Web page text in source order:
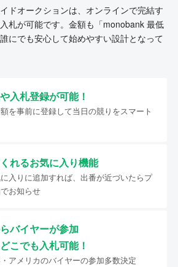
ドオークションは、オンラインで完結す
札が可能です。金額も「monobank 最低
にでも安心して始めやすい設計となって
入札登録が可能！
を事前に登録して当日の競りをスマート
れるお気に入り機能
入りに追加すれば、出番が近づいたらプ
お知らせ
バイヤーが参加
こでも入札可能！
アメリカのバイヤーの参加多数決定